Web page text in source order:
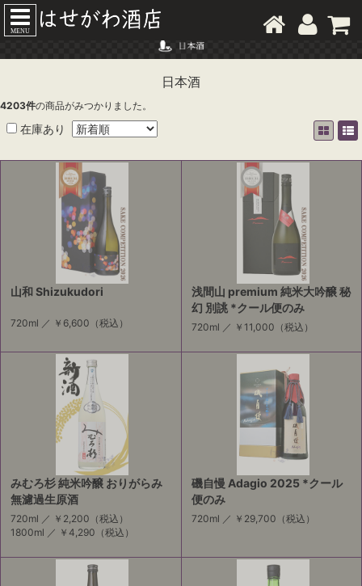
MENU
日本酒
4203件の商品がみつかりました。
在庫あり
山和 Shizukudori
720ml ／ ￥6,600 （税込）
浅間山 premium 純米大吟醸 秘
幻 別誂 *クール便のみ
720ml ／ ￥11,000 （税込）
みむろ杉 純米吟醸 おりがらみ
無濾過生原酒
720ml ／ ￥2,200 （税込）
1800ml ／ ￥4,290 （税込）
磯自慢 Adagio 2025 *クール
便のみ
720ml ／ ￥29,700 （税込）